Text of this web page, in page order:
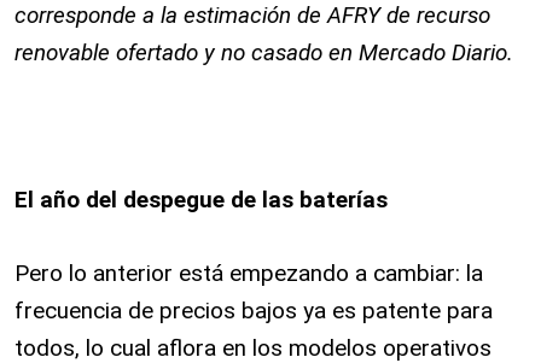
corresponde a la estimación de AFRY de recurso
renovable ofertado y no casado en Mercado Diario.
El año del despegue de las baterías
Pero lo anterior está empezando a cambiar: la
frecuencia de precios bajos ya es patente para
todos, lo cual aflora en los modelos operativos